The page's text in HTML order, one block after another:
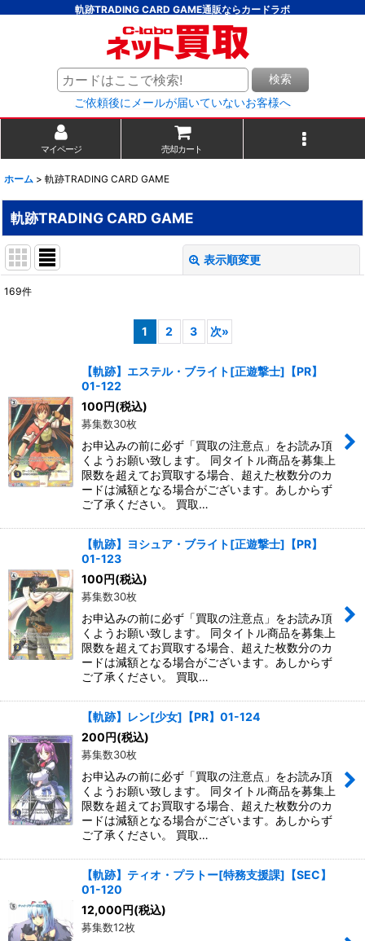
軌跡TRADING CARD GAME通販ならカードラボ
検索
ご依頼後にメールが届いていないお客様へ
マイページ 売却カート
ホーム > 軌跡TRADING CARD GAME
軌跡TRADING CARD GAME
表示順変更
並び順:
絞り込む
169件
1 2 3 次»
【軌跡】エステル・ブライト[正遊撃士]【PR】
01-122
100円(税込)
募集数30枚
お申込みの前に必ず「買取の注意点」をお読み頂
くようお願い致します。 同タイトル商品を募集上
限数を超えてお買取する場合、超えた枚数分のカ
ードは減額となる場合がございます。あしからず
ご了承ください。 買取…
【軌跡】ヨシュア・ブライト[正遊撃士]【PR】
01-123
100円(税込)
募集数30枚
お申込みの前に必ず「買取の注意点」をお読み頂
くようお願い致します。 同タイトル商品を募集上
限数を超えてお買取する場合、超えた枚数分のカ
ードは減額となる場合がございます。あしからず
ご了承ください。 買取…
【軌跡】レン[少女]【PR】01-124
200円(税込)
募集数30枚
お申込みの前に必ず「買取の注意点」をお読み頂
くようお願い致します。 同タイトル商品を募集上
限数を超えてお買取する場合、超えた枚数分のカ
ードは減額となる場合がございます。あしからず
ご了承ください。 買取…
【軌跡】ティオ・プラトー[特務支援課]【SEC】
01-120
12,000円(税込)
募集数12枚